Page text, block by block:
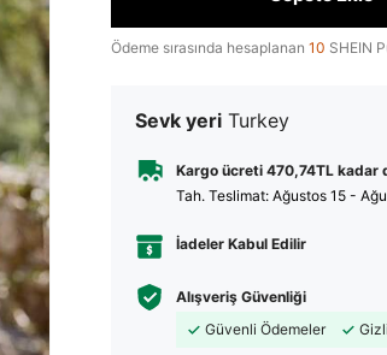
Ödeme sırasında hesaplanan 10 SHEIN
Sevk yeri Turkey
Kargo ücreti 470,74TL kadar
Tah. Teslimat: Ağustos 15 -
İadeler Kabul Edilir
Alışveriş Güvenliği
Güvenli Ödemeler